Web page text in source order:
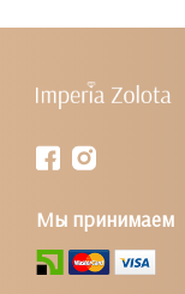
Мы принимаем